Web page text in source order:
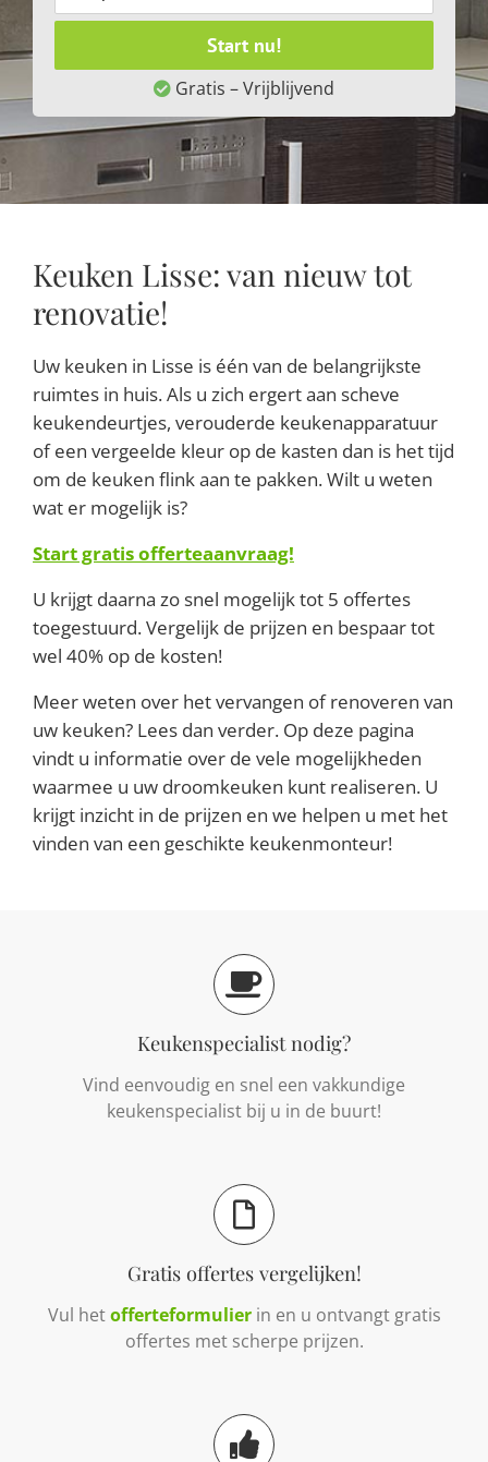
Start nu!
Gratis – Vrijblijvend
Keuken Lisse: van nieuw tot
renovatie!
Uw keuken in Lisse is één van de belangrijkste
ruimtes in huis. Als u zich ergert aan scheve
keukendeurtjes, verouderde keukenapparatuur
of een vergeelde kleur op de kasten dan is het tijd
om de keuken flink aan te pakken. Wilt u weten
wat er mogelijk is?
Start gratis offerteaanvraag!
U krijgt daarna zo snel mogelijk tot 5 offertes
toegestuurd. Vergelijk de prijzen en bespaar tot
wel 40% op de kosten!
Meer weten over het vervangen of renoveren van
uw keuken? Lees dan verder. Op deze pagina
vindt u informatie over de vele mogelijkheden
waarmee u uw droomkeuken kunt realiseren. U
krijgt inzicht in de prijzen en we helpen u met het
vinden van een geschikte keukenmonteur!
Keukenspecialist nodig?
Vind eenvoudig en snel een vakkundige
keukenspecialist bij u in de buurt!
Gratis offertes vergelijken!
Vul hetofferteformulierin en u ontvangt gratis
offertes met scherpe prijzen.